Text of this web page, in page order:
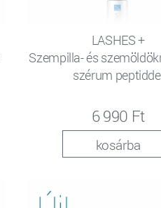
LASHES +
Szempilla- és
szérum
6 990 Ft
kosárba